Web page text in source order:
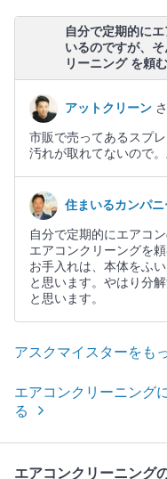
自分で定期的に
いるのですが、
リーニング を頼
アットクリーン
市販で売ってあるスプ
汚れが取れてないので
住まいるカンパニ
自分で定期的にエアコ
エアコンクリーングを
お手入れは、本体をふ
と思います。やはり分
と思います。
アスクマイスターをも
エアコンクリーニング
る
エアコンクリーニング